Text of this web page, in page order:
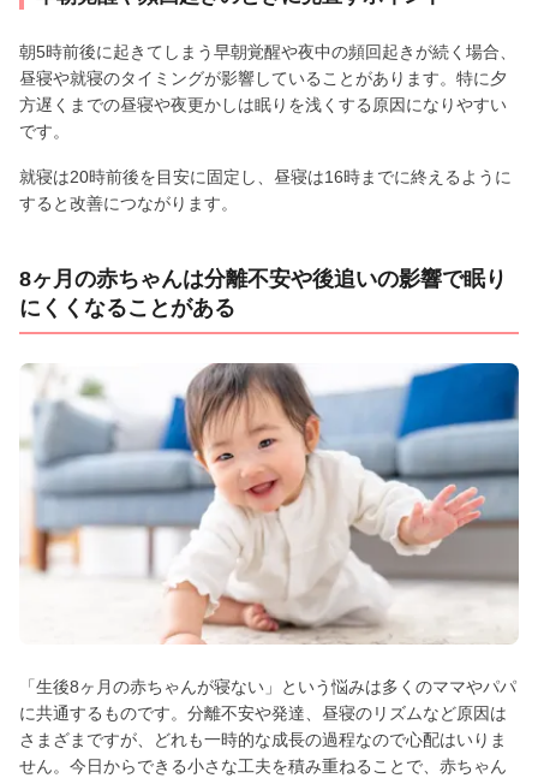
朝5時前後に起きてしまう早朝覚醒や夜中の頻回起きが続く場合、
昼寝や就寝のタイミングが影響していることがあります。特に夕
方遅くまでの昼寝や夜更かしは眠りを浅くする原因になりやすい
です。
就寝は20時前後を目安に固定し、昼寝は16時までに終えるように
すると改善につながります。
8ヶ月の赤ちゃんは分離不安や後追いの影響で眠り
にくくなることがある
「生後8ヶ月の赤ちゃんが寝ない」という悩みは多くのママやパパ
に共通するものです。分離不安や発達、昼寝のリズムなど原因は
さまざまですが、どれも一時的な成長の過程なので心配はいりま
せん。今日からできる小さな工夫を積み重ねることで、赤ちゃん